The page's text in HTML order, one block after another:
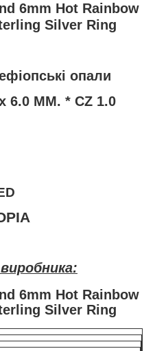
6mm Hot Rainbow
Silver Ring
опали
6.0 MM. * CZ 1.0
6mm Hot Rainbow
Silver Ring